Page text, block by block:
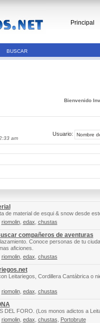
Principal
BUSCAR
Bienvenido
am
Usuario:
de material de esqui & snow desde
riomolin, edax chustas
compañeros de aventuras
Conoce personas de tu
aficiones.
riomolin, edax chustas
Leitariegos, Cordillera Cantábrica o
riomolin, edax chustas
DEL FORO. (Los monos adictos a
riomolin, edax chustas Portobrute